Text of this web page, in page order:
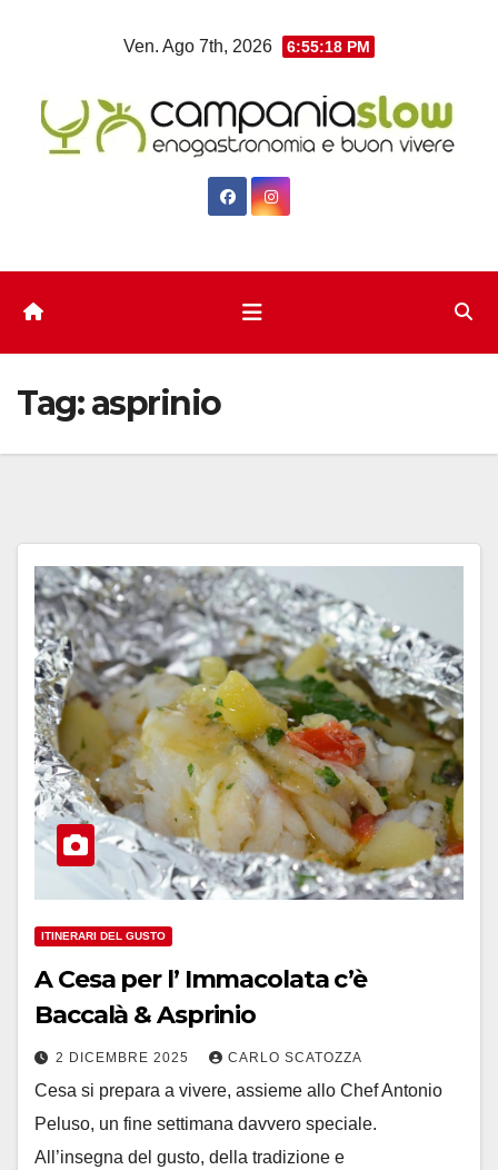
Ven. Ago 7th, 2026 6:55:20 PM
Tag:asprinio
ITINERARI DEL GUSTO
A Cesa per l’ Immacolata c’è
Baccalà & Asprinio
2 DICEMBRE 2025 CARLO SCATOZZA
Cesa si prepara a vivere, assieme allo Chef Antonio
Peluso, un fine settimana davvero speciale.
All’insegna del gusto, della tradizione e